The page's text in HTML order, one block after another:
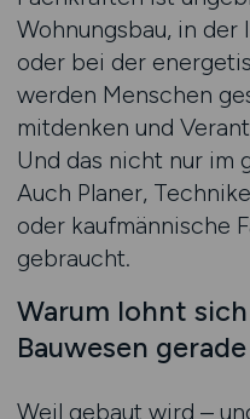
Wohnungsbau, in
oder bei der
werden Menschen
mitdenken und
Und das nicht nur im
Auch Planer,
oder kaufmännische
gebraucht.
Warum lohnt
Bauwesen
Weil gebaut wird –